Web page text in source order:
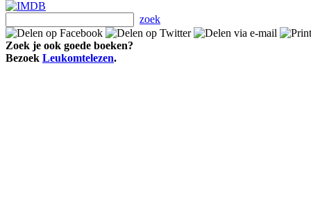
zoek
Zoek je ook goede boeken?
Bezoek Leukomtelezen.